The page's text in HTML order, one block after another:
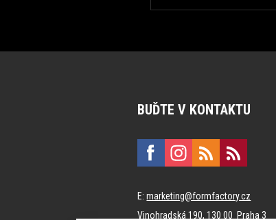
BUĎTE V KONTAKTU
E:marketing@formfactory.cz
Vinohradská 190, 130 00 Praha 3